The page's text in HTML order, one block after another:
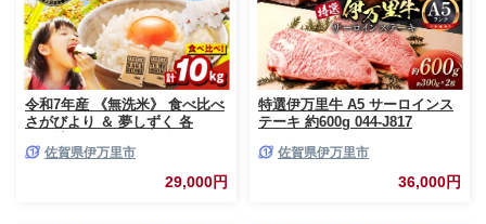
令和7年産 《無洗米》 食べ比べ
さがびより ＆ 夢しずく 各
佐賀県伊万里市
29,000円
特選伊万里牛 A5 サーロインス
テーキ 約600g 044-J817
佐賀県伊万里市
36,000円